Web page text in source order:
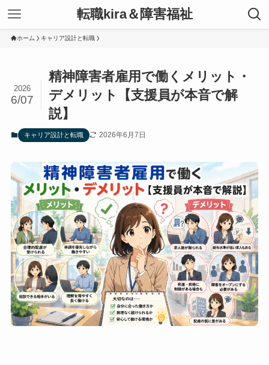
転職kira＆障害福祉
ホーム キャリア設計と転職
精神障害者雇用で働くメリット・
デメリット【支援員が本音で解
説】
2026
6/07
キャリア設計と転職 2026年6月7日